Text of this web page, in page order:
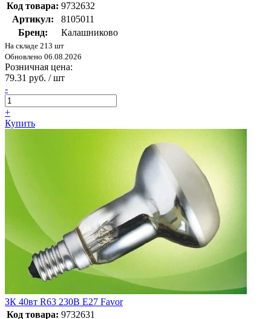
Код товара: 9732632
Артикул:
8105011
Бренд:
Калашниково
На складе 213 шт
Обновлено 06.08.2026
Розничная цена:
79.31 руб. / шт
-
+
Купить
ЗК 40вт R63 230B E27 Favor
Код товара: 9732631